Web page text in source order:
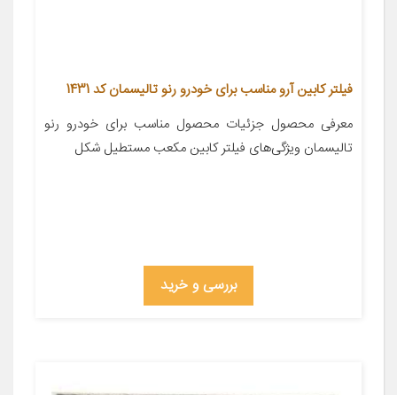
فیلتر کابین آرو مناسب برای خودرو رنو تالیسمان کد 1431
معرفی محصول جزئیات محصول مناسب برای خودرو رنو
تالیسمان ویژگی‌های فیلتر کابین مکعب مستطیل شکل
بررسی و خرید